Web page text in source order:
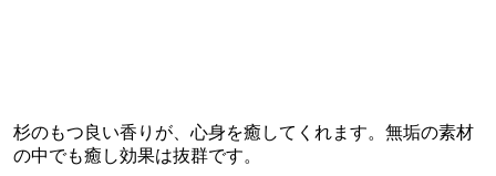
杉のもつ良い香りが、心身を癒してくれます。無垢の素材
の中でも癒し効果は抜群です。